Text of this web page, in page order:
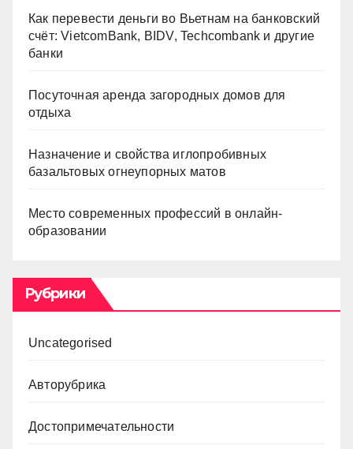
Как перевести деньги во Вьетнам на банковский
счёт: VietcomBank, BIDV, Techcombank и другие
банки
Посуточная аренда загородных домов для
отдыха
Назначение и свойства иглопробивных
базальтовых огнеупорных матов
Место современных профессий в онлайн-
образовании
Рубрики
Uncategorised
Авторубрика
Достопримечательности